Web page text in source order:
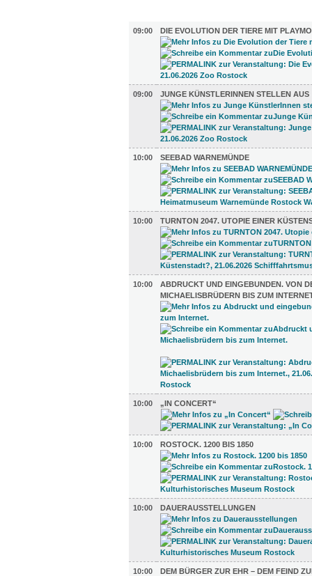
09:00
DIE EVOLUTION DER TIERE MIT
09:00 JUNGE KÜNSTLERINNEN STELLEN AUS
10:00 SEEBAD WARNEMÜNDE
10:00 TURNTON 2047. UTOPIE EINER
10:00
ABDRUCKT UND EINGEBUNDEN. VON
MICHAELISBRÜDERN BIS ZUM
10:00 „IN CONCERT“
10:00 ROSTOCK. 1200 BIS 1850
10:00 DAUERAUSSTELLUNGEN
10:00 DEM BÜRGER ZUR EHR – DEM FEIND